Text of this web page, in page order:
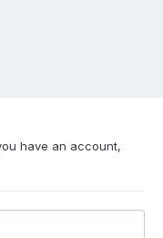
have an account,